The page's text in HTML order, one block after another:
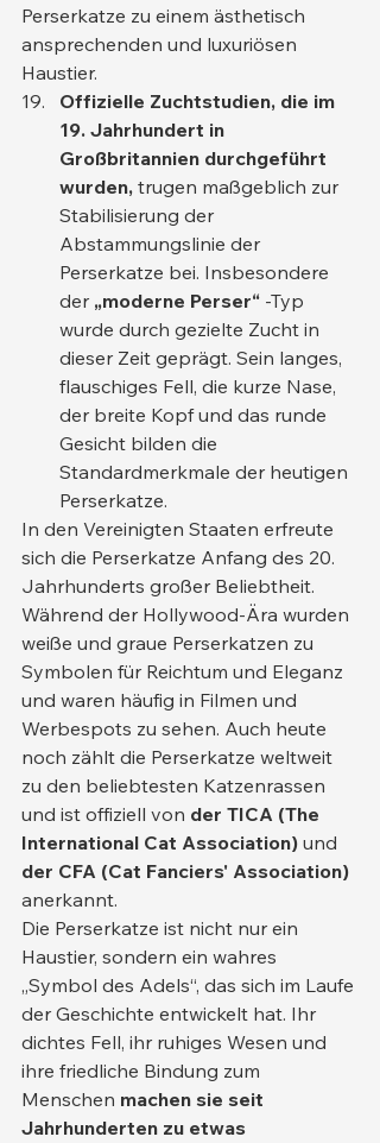
Perserkatze zu einem ästhetisch
ansprechenden und luxuriösen
Haustier.
Offizielle Zuchtstudien, die im
19. Jahrhundert in
Großbritannien durchgeführt
wurden, trugen maßgeblich zur
Stabilisierung der
Abstammungslinie der
Perserkatze bei. Insbesondere
der „moderne Perser“ -Typ
wurde durch gezielte Zucht in
dieser Zeit geprägt. Sein langes,
flauschiges Fell, die kurze Nase,
der breite Kopf und das runde
Gesicht bilden die
Standardmerkmale der heutigen
Perserkatze.
In den Vereinigten Staaten erfreute
sich die Perserkatze Anfang des 20.
Jahrhunderts großer Beliebtheit.
Während der Hollywood-Ära wurden
weiße und graue Perserkatzen zu
Symbolen für Reichtum und Eleganz
und waren häufig in Filmen und
Werbespots zu sehen. Auch heute
noch zählt die Perserkatze weltweit
zu den beliebtesten Katzenrassen
und ist offiziell von der TICA (The
International Cat Association) und
der CFA (Cat Fanciers' Association)
anerkannt.
Die Perserkatze ist nicht nur ein
Haustier, sondern ein wahres
„Symbol des Adels“, das sich im Laufe
der Geschichte entwickelt hat. Ihr
dichtes Fell, ihr ruhiges Wesen und
ihre friedliche Bindung zum
Menschen machen sie seit
Jahrhunderten zu etwas